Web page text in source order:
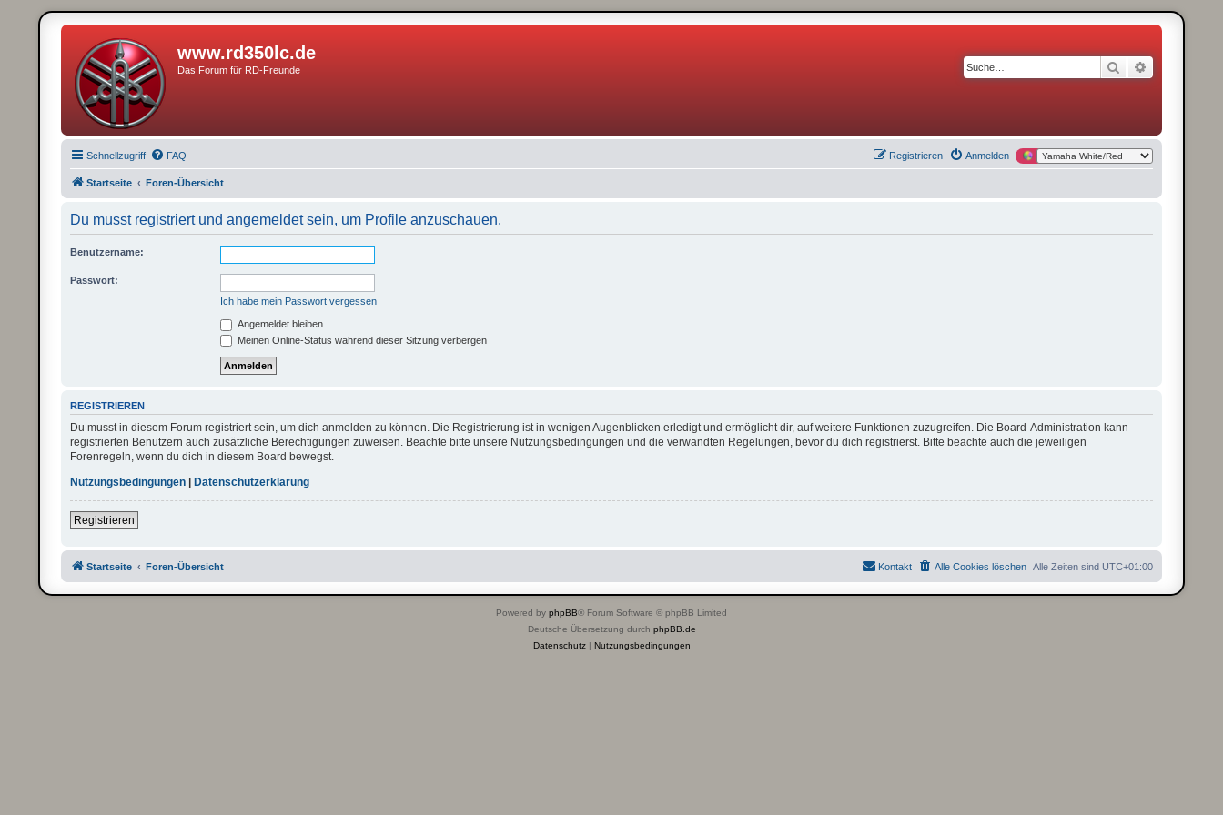
www.rd350lc.de
Das Forum für RD-Freunde Suche
Schnellzugriff FAQ Anmelden
Registrieren
Startseite Foren-Übersicht
Du musst registriert und angemeldet sein, um Profile anzuschauen.
Benutzername:
Passwort:
Ich habe mein Passwort vergessen
Angemeldet bleiben
Meinen Online-Status während dieser Sitzung verbergen
REGISTRIEREN
Du musst in diesem Forum registriert sein, um dich anmelden zu können. Die Registrierung ist in wenigen Augenblicken erledigt und ermöglicht dir, auf weitere Funktionen zuzugreifen. Die Board-Administration kann
registrierten Benutzern auch zusätzliche Berechtigungen zuweisen. Beachte bitte unsere Nutzungsbedingungen und die verwandten Regelungen, bevor du dich registrierst. Bitte beachte auch die jeweiligen
Forenregeln, wenn du dich in diesem Board bewegst.
Nutzungsbedingungen |Datenschutzerklärung
Registrieren
Startseite Foren-Übersicht Alle Zeiten sind UTC+01:00
Alle Cookies löschen
Kontakt
Powered by phpBB® Forum Software © phpBB Limited
Deutsche Übersetzung durch phpBB.de
Datenschutz| Nutzungsbedingungen